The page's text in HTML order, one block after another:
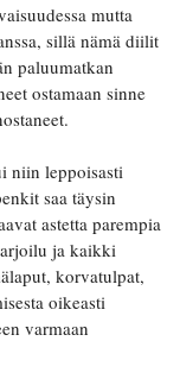
mutta
sillä nämä diilit
paluumatkan
ostamaan sinne
niin leppoisasti
saa täysin
astetta parempia
ja kaikki
korvatulpat,
oikeasti
varmaan